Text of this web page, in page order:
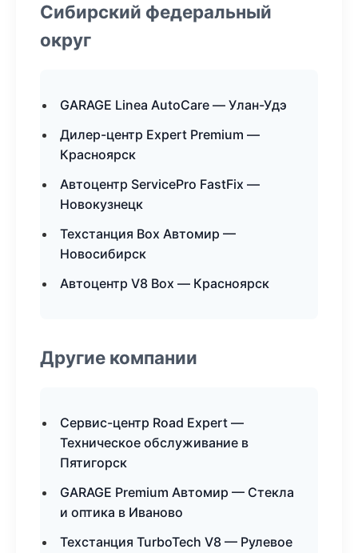
Сибирский федеральный
округ
GARAGE Linea AutoCare — Улан-Удэ
Дилер-центр Expert Premium —
Красноярск
Автоцентр ServicePro FastFix —
Новокузнецк
Техстанция Box Автомир —
Новосибирск
Автоцентр V8 Box — Красноярск
Другие компании
Сервис-центр Road Expert —
Техническое обслуживание в
Пятигорск
GARAGE Premium Автомир — Стекла
и оптика в Иваново
Техстанция TurboTech V8 — Рулевое